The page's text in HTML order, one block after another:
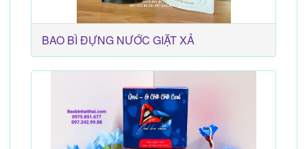
BAO BÌ ĐỰNG NƯỚC GIẶT XẢ